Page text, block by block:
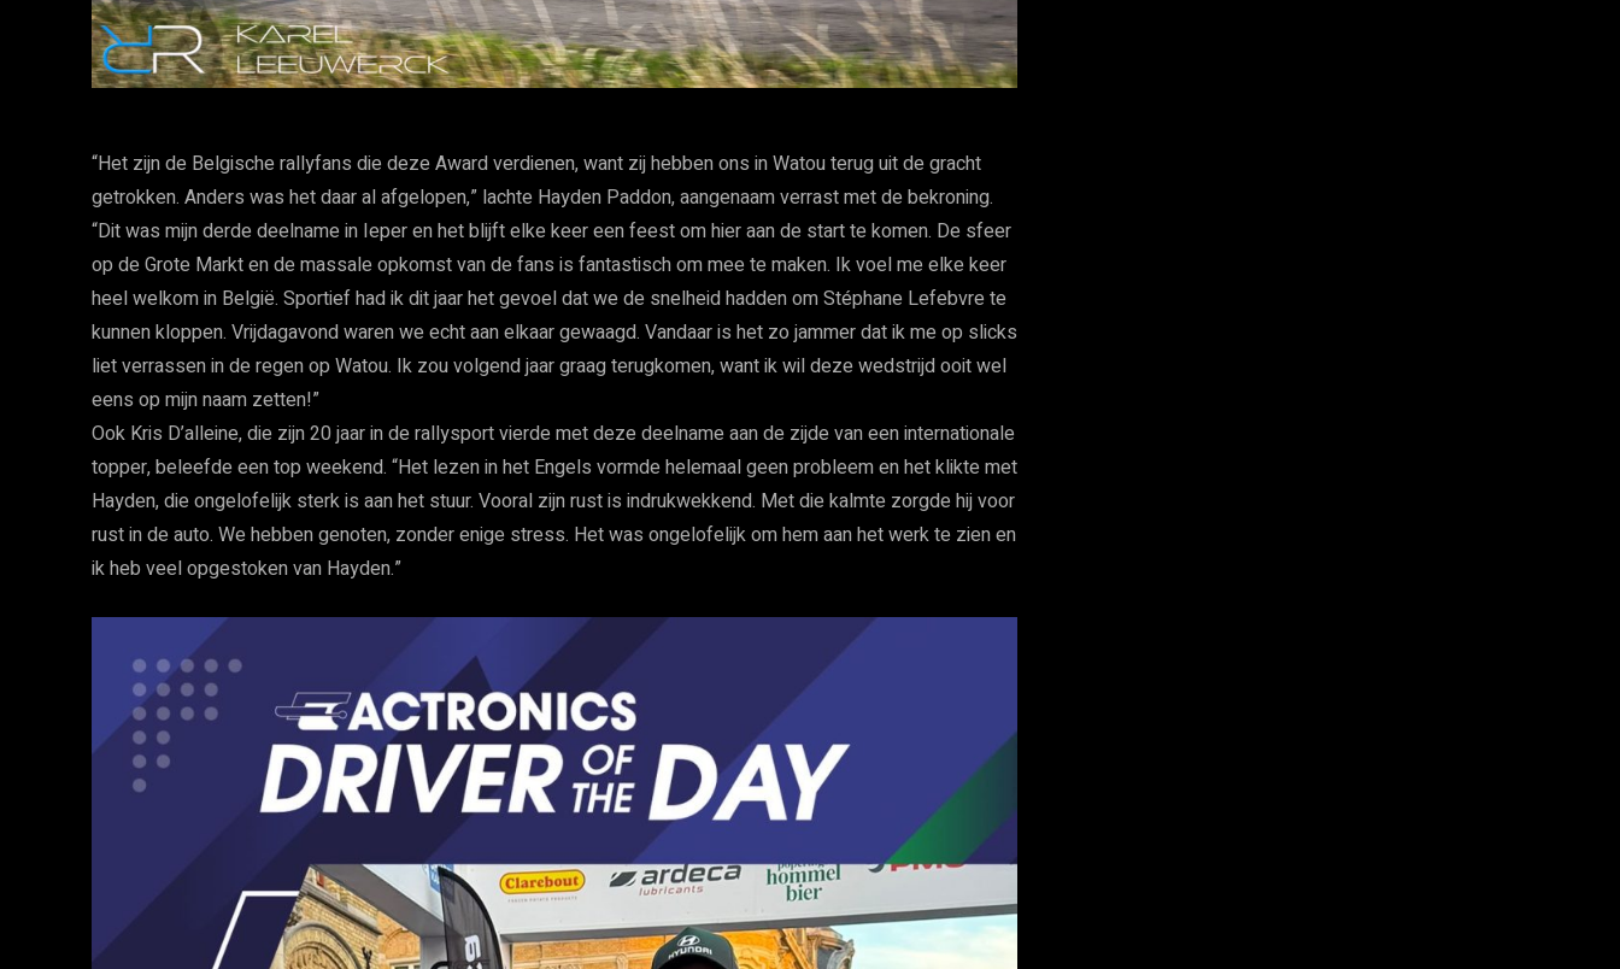
“Het zijn de Belgische rallyfans die deze Award verdienen, want zij hebben ons in Watou terug uit de gracht
getrokken. Anders was het daar al afgelopen,” lachte Hayden Paddon, aangenaam verrast met de bekroning.
“Dit was mijn derde deelname in Ieper en het blijft elke keer een feest om hier aan de start te komen. De sfeer
op de Grote Markt en de massale opkomst van de fans is fantastisch om mee te maken. Ik voel me elke keer
heel welkom in België. Sportief had ik dit jaar het gevoel dat we de snelheid hadden om Stéphane Lefebvre te
kunnen kloppen. Vrijdagavond waren we echt aan elkaar gewaagd. Vandaar is het zo jammer dat ik me op slicks
liet verrassen in de regen op Watou. Ik zou volgend jaar graag terugkomen, want ik wil deze wedstrijd ooit wel
eens op mijn naam zetten!”
Ook Kris D’alleine, die zijn 20 jaar in de rallysport vierde met deze deelname aan de zijde van een internationale
topper, beleefde een top weekend. “Het lezen in het Engels vormde helemaal geen probleem en het klikte met
Hayden, die ongelofelijk sterk is aan het stuur. Vooral zijn rust is indrukwekkend. Met die kalmte zorgde hij voor
rust in de auto. We hebben genoten, zonder enige stress. Het was ongelofelijk om hem aan het werk te zien en
ik heb veel opgestoken van Hayden.”